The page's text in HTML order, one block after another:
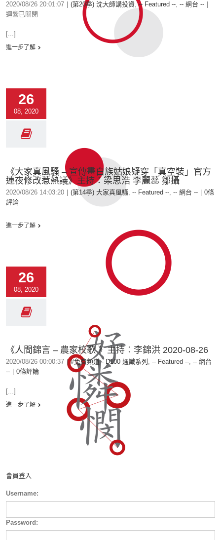
2020/08/26 20:01:07 (第20季) 沈大師講投資,-- Featured --, -- 網台 --
迴響已關閉
[...]
進一步了解
26
08, 2020
《大家真風騷 – 宣傳畫白族姑娘疑穿「真空裝」官方
連夜修改惹熱議》主持：梁思浩 李麗蕊 鄒攝
2020/08/26 14:03:20 (第14季) 大家真風騷, -- Featured --, -- 網台 --
0條
評論
進一步了解
26
08, 2020
《人間錦言 – 農家校歌 》主持︰李錦洪 2020-08-26
2020/08/26 00:00:37 | #免費頻道 - D100 通識系列 , -- Featured --, -- 網台
--
0條評論
[...]
進一步了解
會員登入
Username:
Password: